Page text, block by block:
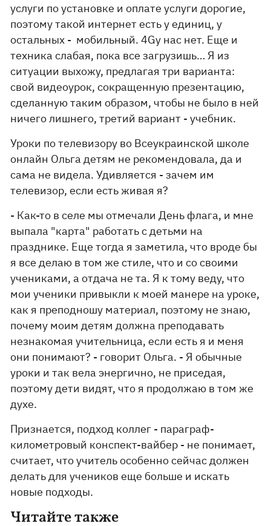
услуги по установке и оплате услуги дорогие,
поэтому такой интернет есть у единиц, у
остальных - мобильный. 4Gу нас нет. Еще и
техника слабая, пока все загрузишь… Я из
ситуации выхожу, предлагая три варианта:
свой видеоурок, сокращенную презентацию,
сделанную таким образом, чтобы не было в ней
ничего лишнего, третий вариант - учебник.
Уроки по телевизору во Всеукраинской школе
онлайн Ольга детям не рекомендовала, да и
сама не видела. Удивляется - зачем им
телевизор, если есть живая я?
- Как-то в селе мы отмечали День флага, и мне
выпала "карта" работать с детьми на
празднике. Еще тогда я заметила, что вроде бы
я все делаю в том же стиле, что и со своими
учениками, а отдача не та. Я к тому веду, что
мои ученики привыкли к моей манере на уроке,
как я преподношу материал, поэтому не знаю,
почему моим детям должна преподавать
незнакомая учительница, если есть я и меня
они понимают? - говорит Ольга. - Я обычные
уроки и так вела энергично, не приседая,
поэтому дети видят, что я продолжаю в том же
духе.
Признается, подход коллег - параграф-
километровый конспект-вайбер - не понимает,
считает, что учитель особенно сейчас должен
делать для учеников еще больше и искать
новые подходы.
Читайте также